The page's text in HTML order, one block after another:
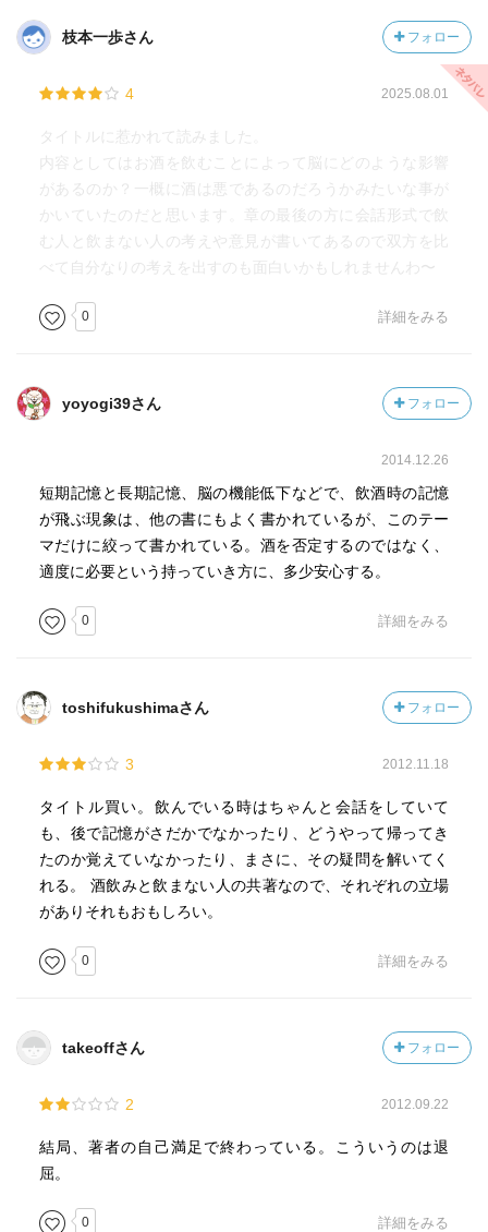
枝本一歩さん フォロー
4 2025.08.01
タイトルに惹かれて読みました。
内容としてはお酒を飲むことによって脳にどのような影響
があるのか？一概に酒は悪であるのだろうかみたいな事が
かいていたのだと思います。章の最後の方に会話形式で飲
む人と飲まない人の考えや意見が書いてあるので双方を比
べて自分なりの考えを出すのも面白いかもしれませんわ〜
0 詳細をみる
yoyogi39さん フォロー
2014.12.26
短期記憶と長期記憶、脳の機能低下などで、飲酒時の記憶
が飛ぶ現象は、他の書にもよく書かれているが、このテー
マだけに絞って書かれている。酒を否定するのではなく、
適度に必要という持っていき方に、多少安心する。
0 詳細をみる
toshifukushimaさん フォロー
3 2012.11.18
タイトル買い。飲んでいる時はちゃんと会話をしていて
も、後で記憶がさだかでなかったり、どうやって帰ってき
たのか覚えていなかったり、まさに、その疑問を解いてく
れる。 酒飲みと飲まない人の共著なので、それぞれの立場
がありそれもおもしろい。
0 詳細をみる
takeoffさん フォロー
2 2012.09.22
結局、著者の自己満足で終わっている。こういうのは退
屈。
0 詳細をみる